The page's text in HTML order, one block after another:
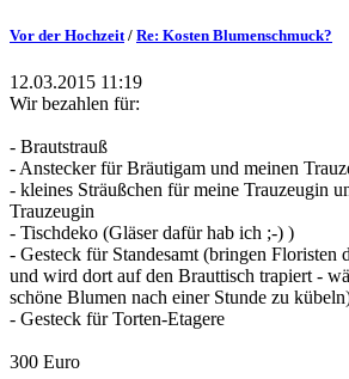
Vor der Hochzeit/ Re: Kosten Blumenschmuck?
12.03.2015 11:19
Wir bezahlen für:
- Brautstrauß
- Anstecker für Bräutigam und meinen
- kleines Sträußchen für meine Trauzeugin
Trauzeugin
- Tischdeko (Gläser dafür hab ich ;-) )
- Gesteck für Standesamt (bringen Floristen
und wird dort auf den Brauttisch trapiert -
schöne Blumen nach einer Stunde zu
- Gesteck für Torten-Etagere
300 Euro